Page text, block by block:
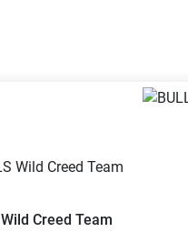
Wild Creed Team